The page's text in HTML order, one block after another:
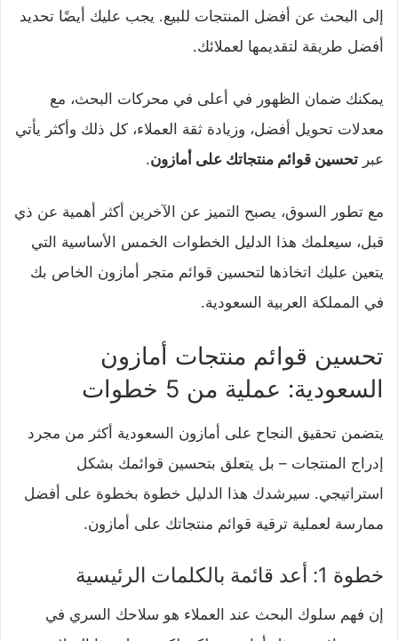
إلى البحث عن أفضل المنتجات للبيع. يجب عليك أيضًا تحديد
أفضل طريقة لتقديمها لعملائك.
يمكنك ضمان الظهور في أعلى في محركات البحث، مع
معدلات تحويل أفضل، وزيادة ثقة العملاء، كل ذلك وأكثر يأتي
عبر تحسين قوائم منتجاتك على أمازون.
مع تطور السوق، يصبح التميز عن الآخرين أكثر أهمية عن ذي
قبل، سيعلمك هذا الدليل الخطوات الخمس الأساسية التي
يتعين عليك اتخاذها لتحسين قوائم متجر أمازون الخاص بك
في المملكة العربية السعودية.
تحسين قوائم منتجات أمازون
السعودية: عملية من 5 خطوات
يتضمن تحقيق النجاح على أمازون السعودية أكثر من مجرد
إدراج المنتجات – بل يتعلق بتحسين قوائمك بشكل
استراتيجي. سيرشدك هذا الدليل خطوة بخطوة على أفضل
ممارسة لعملية ترقية قوائم منتجاتك على أمازون.
خطوة 1: أعد قائمة بالكلمات الرئيسية
إن فهم سلوك البحث عند العملاء هو سلاحك السري في